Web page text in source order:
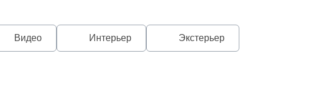
Видео Интерьер Экстерьер